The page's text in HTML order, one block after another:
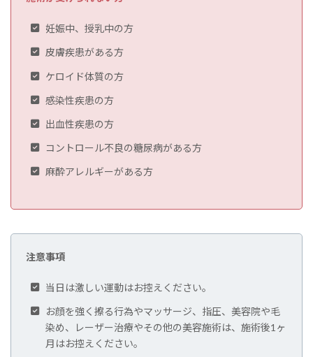
妊娠中、授乳中の方
皮膚疾患がある方
ケロイド体質の方
感染性疾患の方
出血性疾患の方
コントロール不良の糖尿病がある方
麻酔アレルギーがある方
注意事項
当日は激しい運動はお控えください。
お顔を強く擦る行為やマッサージ、指圧、美容院や毛
染め、レーザー治療やその他の美容施術は、施術後1ヶ
月はお控えください。